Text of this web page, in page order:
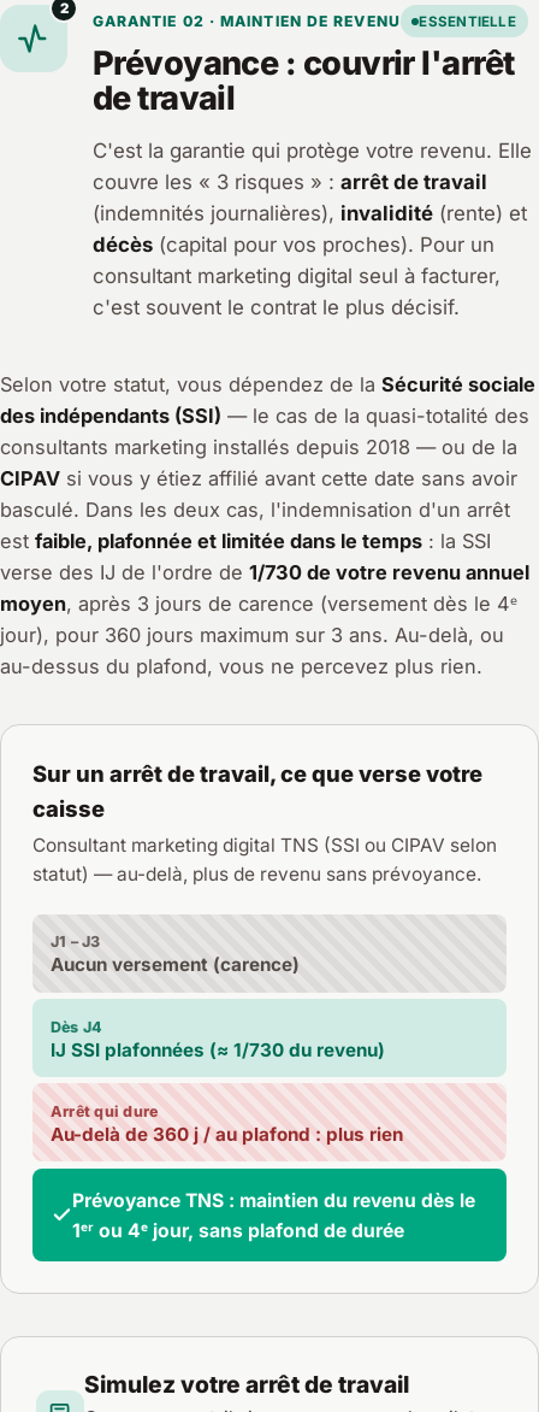
2
GARANTIE 02 · MAINTIEN DE REVENU ESSENTIELLE
Prévoyance : couvrir l'arrêt
de travail
C'est la garantie qui protège votre revenu. Elle
couvre les « 3 risques » : arrêt de travail
(indemnités journalières), invalidité(rente) et
décès(capital pour vos proches). Pour un
consultant marketing digital seul à facturer,
c'est souvent le contrat le plus décisif.
Selon votre statut, vous dépendez de la Sécurité sociale
des indépendants (SSI) — le cas de la quasi-totalité des
consultants marketing installés depuis 2018 — ou de la
CIPAV si vous y étiez affilié avant cette date sans avoir
basculé. Dans les deux cas, l'indemnisation d'un arrêt
est faible, plafonnée et limitée dans le temps : la SSI
verse des IJ de l'ordre de 1/730 de votre revenu annuel
moyen, après 3 jours de carence (versement dès le 4ᵉ
jour), pour 360 jours maximum sur 3 ans. Au-delà, ou
au-dessus du plafond, vous ne percevez plus rien.
Sur un arrêt de travail, ce que verse votre
caisse
Consultant marketing digital TNS (SSI ou CIPAV selon
statut) — au-delà, plus de revenu sans prévoyance.
J1 – J3
Aucun versement (carence)
Dès J4
IJ SSI plafonnées (≈ 1/730 du revenu)
Arrêt qui dure
Au-delà de 360 j / au plafond : plus rien
Prévoyance TNS : maintien du revenu dès le
1ᵉʳ ou 4ᵉ jour, sans plafond de durée
Simulez votre arrêt de travail